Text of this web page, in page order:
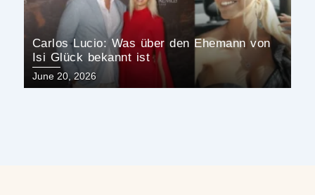
Carlos Lucio: Was über den Ehemann von
Isi Glück bekannt ist
Posted
on
June 20, 2026